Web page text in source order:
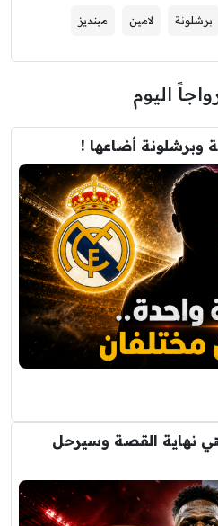
برشلونة لامين مينديز
اليوم
وبرشلونة أضاعها !
نهاية القصة وسيرحل